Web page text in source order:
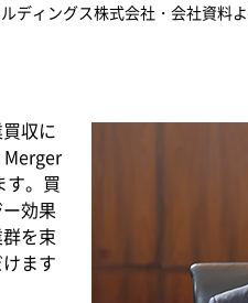
ディングス株式会社・会社資料
収に
Merger
。買
効果
を束
ます